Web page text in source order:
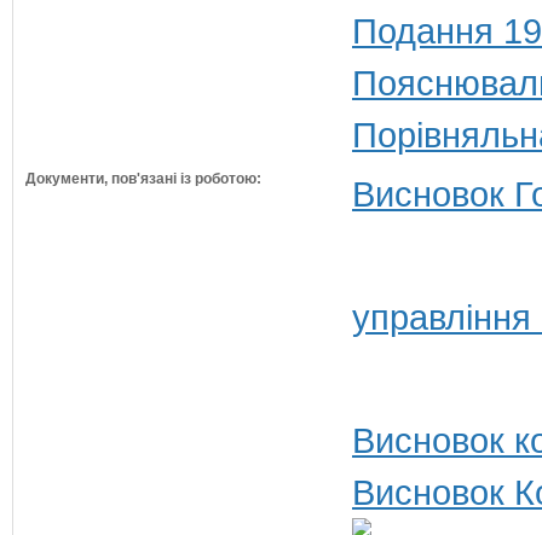
Подання
Документи, пов'язані із роботою: Висновок
Висновок
Висновок